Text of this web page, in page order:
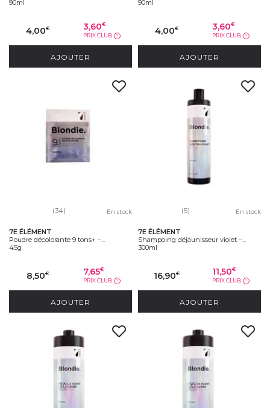
90ml
4,00€ 3,60€
PRIX CLUB ?
AJOUTER
90ml
4,00€ 3,60€
PRIX CLUB ?
AJOUTER
(34) En stock
7E ÉLÉMENT
Poudre décolorante 9 tons+ –...
45g
8,50€ 7,65€
PRIX CLUB ?
AJOUTER
(5) En stock
7E ÉLÉMENT
Shampoing déjaunisseur violet –...
300ml
16,90€ 11,50€
PRIX CLUB ?
AJOUTER